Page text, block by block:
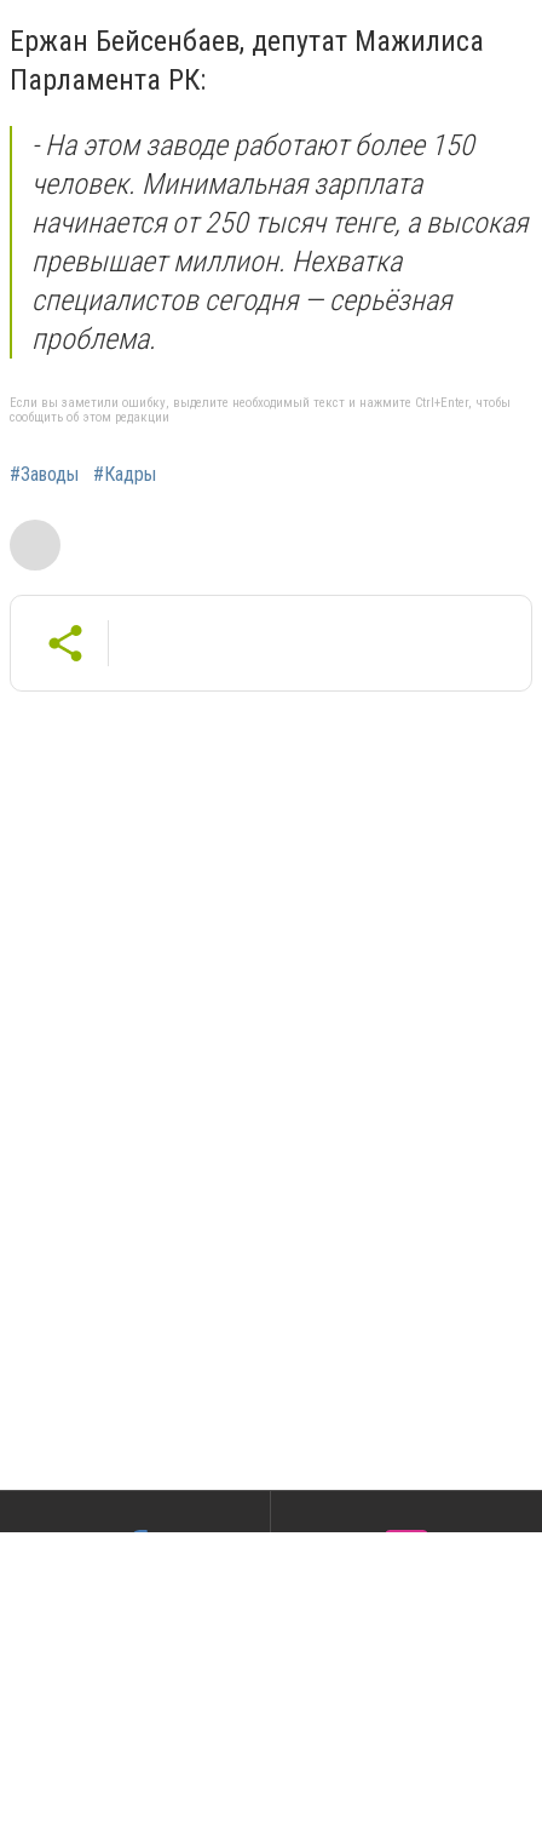
Ержан Бейсенбаев, депутат Мажилиса
Парламента РК:
- На этом заводе работают более 150
человек. Минимальная зарплата
начинается от 250 тысяч тенге, а высокая
превышает миллион. Нехватка
специалистов сегодня — серьёзная
проблема.
Если вы заметили ошибку, выделите необходимый текст и нажмите Ctrl+Enter, чтобы
сообщить об этом редакции
#Заводы #Кадры